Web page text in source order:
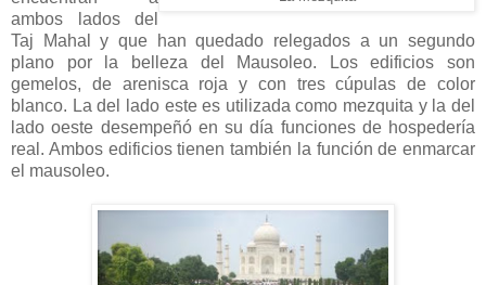
ambos lados del
Taj Mahal y que han quedado relegados a un segundo
plano por la belleza del Mausoleo. Los edificios son
gemelos, de arenisca roja y con tres cúpulas de color
blanco. La del lado este es utilizada como mezquita y la del
lado oeste desempeñó en su día funciones de hospedería
real. Ambos edificios tienen también la función de enmarcar
el mausoleo.